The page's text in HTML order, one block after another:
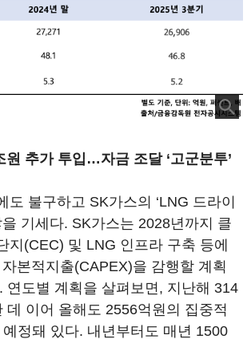
원 추가 투입…자금 조달 ‘고군분투’
도 불구하고 SK가스의 ‘LNG 드라이
을 기세다. SK가스는 2028년까지 클
지(CEC) 및 LNG 인프라 구축 등에
본적지출(CAPEX)을 감행할 계획
연도별 계획을 살펴보면, 지난해 314
데 이어 올해도 2556억원의 집중적
정돼 있다. 내년부터도 매년 1500